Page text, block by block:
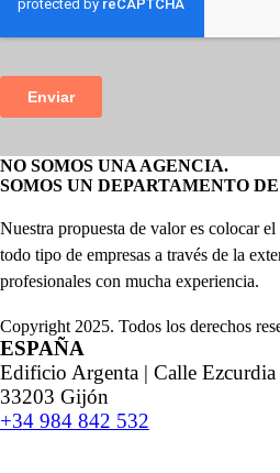
NO SOMOS UNA AGENCIA.
SOMOS UN DEPARTAMENTO
Nuestra propuesta de valor es colocar
todo tipo de empresas a través de la
profesionales con mucha experiencia.
Copyright 2025. Todos los derechos
ESPAÑA
Edificio Argenta | Calle Ezcurdia
33203 Gijón
+34 984 842 532